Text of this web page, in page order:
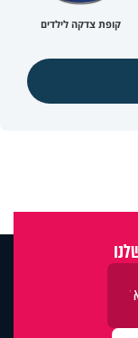
קופת צדקה לילדים